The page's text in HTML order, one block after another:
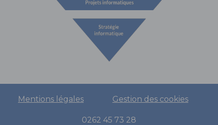
Mentions légales Gestion des cookies
0262 45 73 28